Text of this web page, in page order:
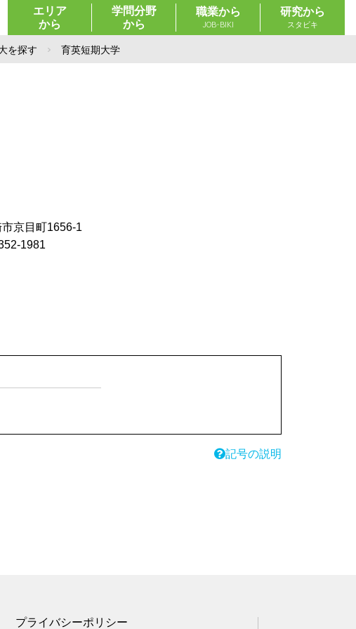
エリア
から
学問分野
から
職業から
JOB-BIKI
研究から
スタビキ
を探す 育英短期大学
京目町1656-1
1981
記号の説明
プライバシーポリシー